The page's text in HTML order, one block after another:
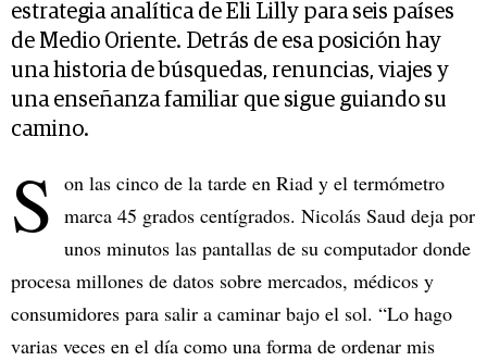
estrategia analítica de Eli Lilly para seis países
de Medio Oriente. Detrás de esa posición hay
una historia de búsquedas, renuncias, viajes y
una enseñanza familiar que sigue guiando su
camino.
S on las cinco de la tarde en Riad y el termómetro
marca 45 grados centígrados. Nicolás Saud deja por
unos minutos las pantallas de su computador donde
procesa millones de datos sobre mercados, médicos y
consumidores para salir a caminar bajo el sol. “Lo hago
varias veces en el día como una forma de ordenar mis